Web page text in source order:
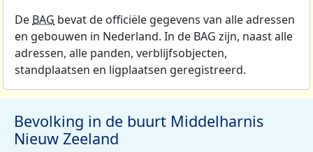
De BAG bevat de officiële gegevens van alle adressen
en gebouwen in Nederland. In de BAG zijn, naast alle
adressen, alle panden, verblijfsobjecten,
standplaatsen en ligplaatsen geregistreerd.
Bevolking in de buurt Middelharnis
Nieuw Zeeland